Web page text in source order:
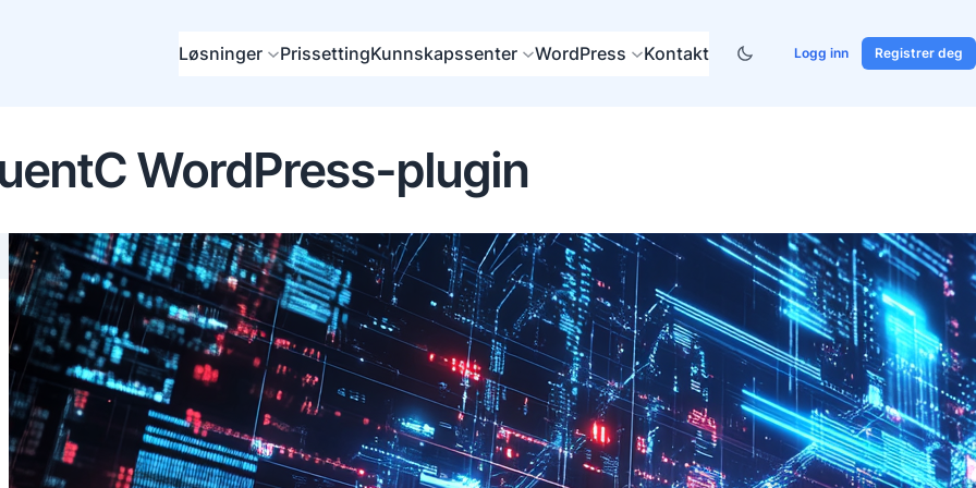
Løsninger PrissettingKunnskapssenter WordPress Kontakt Logg inn Registrer deg
WordPress-plugin